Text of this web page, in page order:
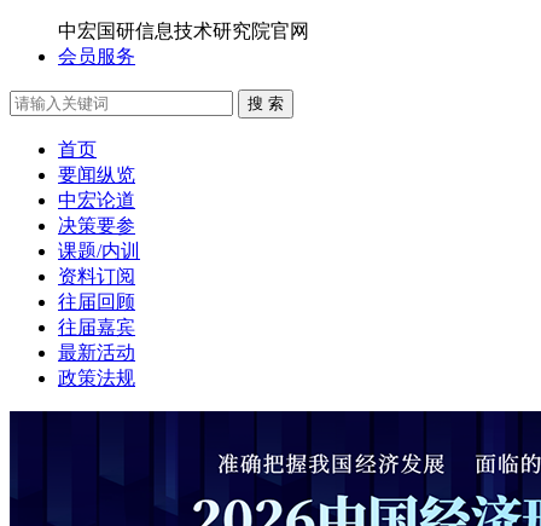
中宏国研信息技术研究院官网
会员服务
搜 索
首页
要闻纵览
中宏论道
决策要参
课题/内训
资料订阅
往届回顾
往届嘉宾
最新活动
政策法规